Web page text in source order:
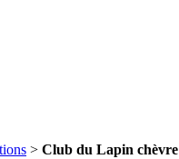
> Club du Lapin chèvre